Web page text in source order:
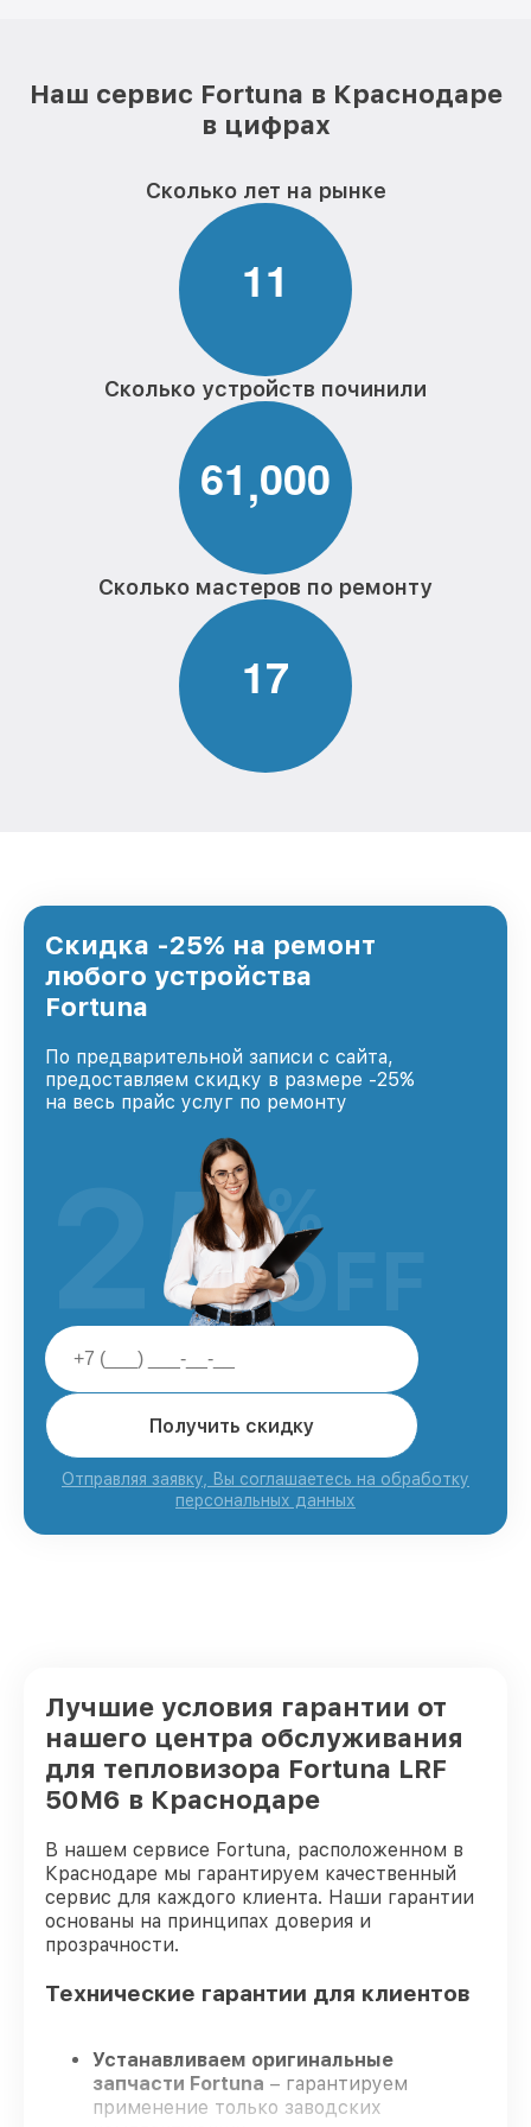
Наш сервис Fortuna в Краснодаре
в цифрах
Сколько лет на рынке
11
Сколько устройств починили
61,000
Сколько мастеров по ремонту
17
Скидка -25% на ремонт
любого устройства
Fortuna
По предварительной записи с сайта,
предоставляем скидку в размере -25%
на весь прайс услуг по ремонту
Получить скидку
Отправляя заявку, Вы соглашаетесь на обработку
персональных данных
25%
OFF
Лучшие условия гарантии от
нашего центра обслуживания
для тепловизора Fortuna LRF
50M6 в Краснодаре
В нашем сервисе Fortuna, расположенном в
Краснодаре мы гарантируем качественный
сервис для каждого клиента. Наши гарантии
основаны на принципах доверия и
прозрачности.
Технические гарантии для клиентов
Устанавливаем оригинальные
запчасти Fortuna – гарантируем
применение только заводских